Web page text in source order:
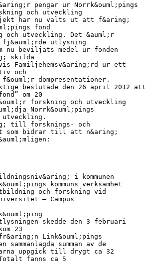
pengar ur Norrk&ouml;pings
och utveckling
har nu valts ut att f&aring;
fond
och utveckling. Det &auml;r
fj&auml;rde utlysning
nu beviljats medel ur fonden
skilda
Familjehemsv&aring;rd ur ett
och
dompresentationer.
beslutade den 26 april 2012 att
om 20
forskning och utveckling
Norrk&ouml;pings
till forsknings- och
som bidrar till att n&aring;
i kommunen
kommuns verksamhet
och forskning vid
– Campus
skedde den 3 februari
23
Link&ouml;pings
summan av de
uppgick till drygt ca 32
fanns ca 5